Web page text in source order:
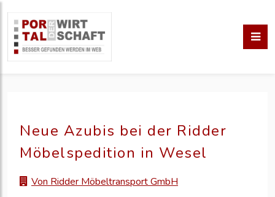
Neue Azubis bei der Ridder
Möbelspedition in Wesel
Von Ridder Möbeltransport GmbH